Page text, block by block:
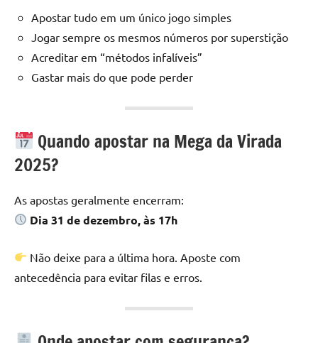
Apostar tudo em um único jogo simples
Jogar sempre os mesmos números por superstição
Acreditar em “métodos infalíveis”
Gastar mais do que pode perder
Quando apostar na Mega da Virada
2025?
As apostas geralmente encerram:
Dia 31 de dezembro, às 17h
Não deixe para a última hora. Aposte com
antecedência para evitar filas e erros.